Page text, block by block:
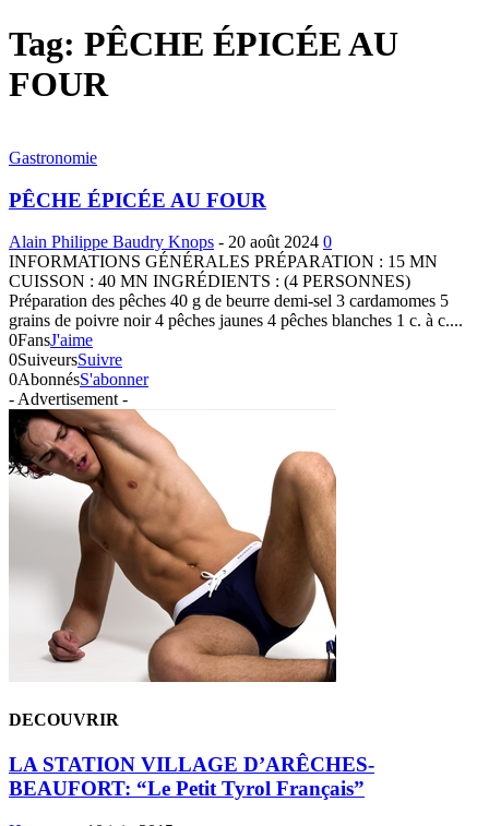
Tag: PÊCHE ÉPICÉE AU
FOUR
Gastronomie
PÊCHE ÉPICÉE AU FOUR
Alain Philippe Baudry Knops - 20 août 2024 0
INFORMATIONS GÉNÉRALES PRÉPARATION : 15 MN
CUISSON : 40 MN INGRÉDIENTS : (4 PERSONNES)
Préparation des pêches 40 g de beurre demi-sel 3 cardamomes 5
grains de poivre noir 4 pêches jaunes 4 pêches blanches 1 c. à c....
0FansJ'aime
0SuiveursSuivre
0AbonnésS'abonner
- Advertisement -
DECOUVRIR
LA STATION VILLAGE D’ARÊCHES-
BEAUFORT: “Le Petit Tyrol Français”